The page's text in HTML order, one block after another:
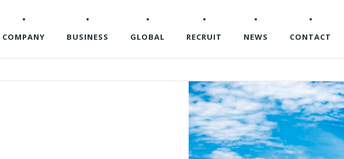
COMPANY BUSINESS GLOBAL RECRUIT NEWS CONTACT